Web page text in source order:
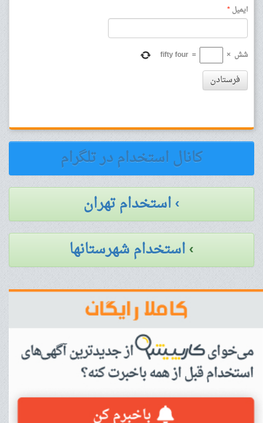
ایمیل*
شش ×
=
fifty four
فرستادن
کانال استخدام در تلگرام
› استخدام تهران
›استخدام شهرستانها